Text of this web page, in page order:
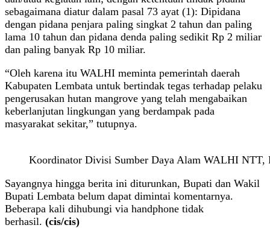
sebagaimana diatur dalam pasal 73 ayat (1): Dipidana
dengan pidana penjara paling singkat 2 tahun dan paling
lama 10 tahun dan pidana denda paling sedikit Rp 2 miliar
dan paling banyak Rp 10 miliar.
“Oleh karena itu WALHI meminta pemerintah daerah
Kabupaten Lembata untuk bertindak tegas terhadap pelaku
pengerusakan hutan mangrove yang telah mengabaikan
keberlanjutan lingkungan yang berdampak pada
masyarakat sekitar,” tutupnya.
Koordinator Divisi Sumber Daya Alam WALHI NTT,
Sayangnya hingga berita ini diturunkan, Bupati dan Wakil
Bupati Lembata belum dapat dimintai komentarnya.
Beberapa kali dihubungi via handphone tidak
berhasil. (cis/cis)